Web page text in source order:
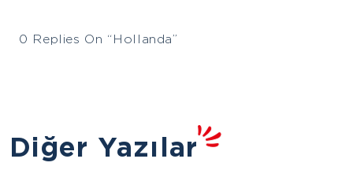
0 Replies On “Hollanda”
Diğer Yazılar